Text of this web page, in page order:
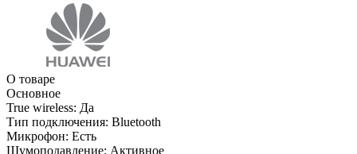
О товаре
Основное
True wireless: Да
Тип подключения: Bluetooth
Микрофон: Есть
Шумоподавление: Активное